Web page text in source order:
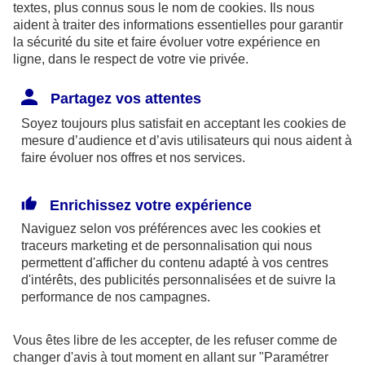
sont de 1,875 % du bénéfice imposable limité à 8
fois le PASS ou si plus favorable, 2,5 % du PASS.
Madelin,
(sauf quelques cas exceptionnels) et la sortie se fait
obligatoirementen rente(sauf exceptions).
En outre, à la retraite, la rente perçue chaque
année, sera imposable dans la catégorie des
pensions. Elle supporte également des
prélèvements sociaux aux taux en vigueur au jour
textes, plus connus sous le nom de cookies. Ils nous
aident à traiter des informations essentielles pour garantir
la sécurité du site et faire évoluer votre expérience en
ligne, dans le respect de votre vie privée.
Partagez vos attentes
Soyez toujours plus satisfait en acceptant les cookies de
mesure d’audience et d’avis utilisateurs qui nous aident à
faire évoluer nos offres et nos services.
Enrichissez votre expérience
Naviguez selon vos préférences avec les cookies et
traceurs marketing et de personnalisation qui nous
permettent d'afficher du contenu adapté à vos centres
d'intérêts, des publicités personnalisées et de suivre la
performance de nos campagnes.
Vous êtes libre de les accepter, de les refuser comme de
changer d'avis à tout moment en allant sur "Paramétrer